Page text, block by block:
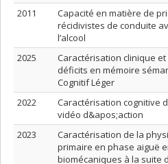
2011
Capacité en matière de
récidivistes de conduite
l’alcool
2025
Caractérisation clinique
déficits en mémoire
Cognitif Léger
2022
Caractérisation cognitive
vidéo d&apos;action
2023
Caractérisation de la
primaire en phase aiguë
biomécaniques à la suite